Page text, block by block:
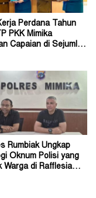
Perdana Tahun
PKK Mimika
Capaian di Sejumlah
Rumbiak Ungkap
Oknum Polisi yang
Warga di Rafflesia